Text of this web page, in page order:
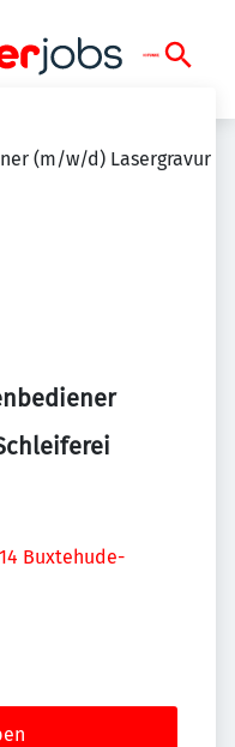
(m/w/d) Lasergravur
Buxtehude-